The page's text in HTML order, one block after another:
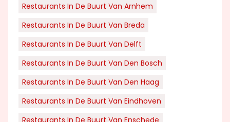
Restaurants In De Buurt Van Arnhem
Restaurants In De Buurt Van Breda
Restaurants In De Buurt Van Delft
Restaurants In De Buurt Van Den Bosch
Restaurants In De Buurt Van Den Haag
Restaurants In De Buurt Van Eindhoven
Restaurants In De Buurt Van Enschede